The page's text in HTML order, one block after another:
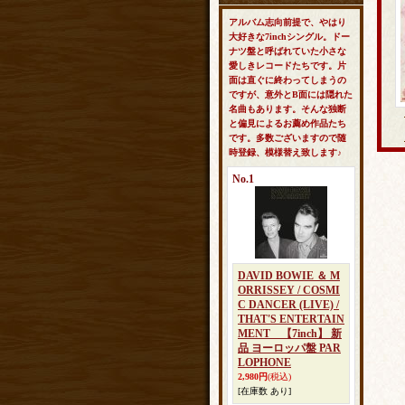
アルバム志向前提で、やはり
大好きな7inchシングル。ドー
ナツ盤と呼ばれていた小さな
愛しきレコードたちです。片
面は直ぐに終わってしまうの
ですが、意外とB面には隠れた
名曲もあります。そんな独断
と偏見によるお薦め作品たち
です。多数ございますので随
時登録、模様替え致します♪
No.1
DAVID BOWIE ＆ M
ORRISSEY / COSMI
C DANCER (LIVE) /
THAT'S ENTERTAIN
MENT 【7inch】 新
品 ヨーロッパ盤 PAR
LOPHONE
2,980円(税込)
[在庫数 あり]